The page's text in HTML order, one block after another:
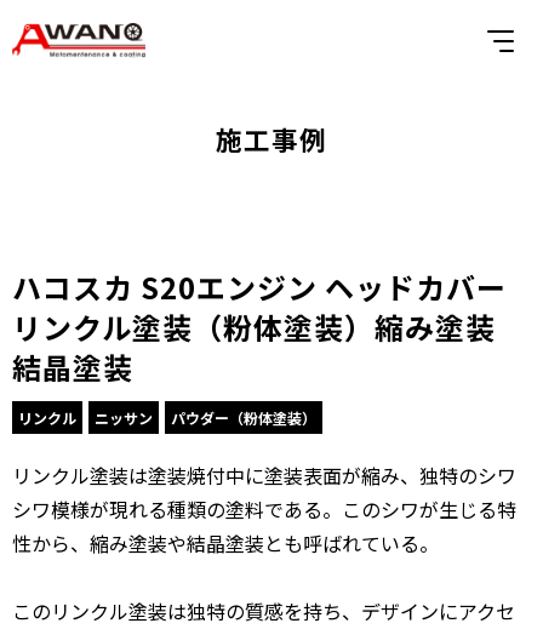
施工事例
ハコスカ S20エンジン ヘッドカバー
リンクル塗装（粉体塗装）縮み塗装
結晶塗装
リンクル ニッサン パウダー（粉体塗装）
リンクル塗装は塗装焼付中に塗装表面が縮み、独特のシワ
シワ模様が現れる種類の塗料である。このシワが生じる特
性から、縮み塗装や結晶塗装とも呼ばれている。
このリンクル塗装は独特の質感を持ち、デザインにアクセ